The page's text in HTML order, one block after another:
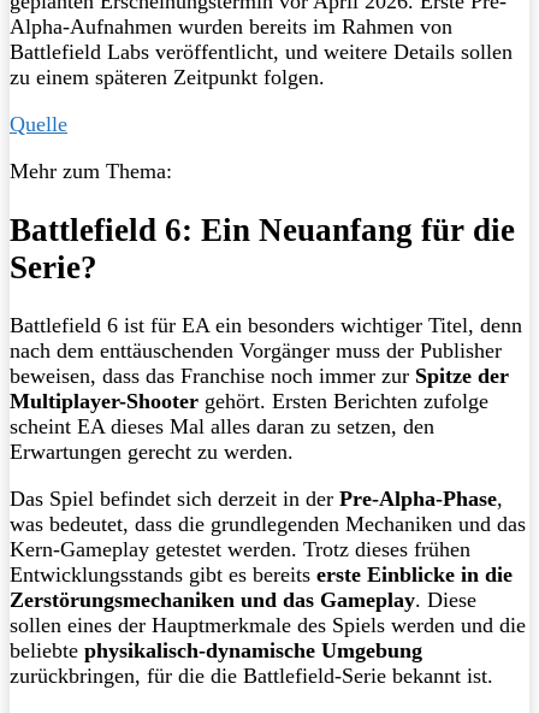
Alpha-Aufnahmen wurden bereits im Rahmen von
Battlefield Labs veröffentlicht, und weitere Details sollen
zu einem späteren Zeitpunkt folgen.
Quelle
Mehr zum Thema:
Battlefield 6: Ein Neuanfang für die
Serie?
Battlefield 6 ist für EA ein besonders wichtiger Titel, denn
nach dem enttäuschenden Vorgänger muss der Publisher
beweisen, dass das Franchise noch immer zur Spitze der
Multiplayer-Shooter gehört. Ersten Berichten zufolge
scheint EA dieses Mal alles daran zu setzen, den
Erwartungen gerecht zu werden.
Das Spiel befindet sich derzeit in der Pre-Alpha-Phase,
was bedeutet, dass die grundlegenden Mechaniken und das
Kern-Gameplay getestet werden. Trotz dieses frühen
Entwicklungsstands gibt es bereits erste Einblicke in die
Zerstörungsmechaniken und das Gameplay. Diese
sollen eines der Hauptmerkmale des Spiels werden und die
beliebte physikalisch-dynamische Umgebung
zurückbringen, für die die Battlefield-Serie bekannt ist.